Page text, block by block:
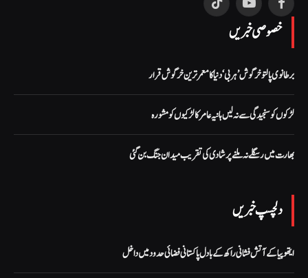
Facebook
YouTube
TikTok
خصوصی خبریں
برطانوی پالتو خرگوش ’ہربی‘ دنیا کا معمر ترین خرگوش قرار
لڑکوں کو سنجیدگی سے نہ لیں ہانیہ عامر کا لڑکیوں کو مشورہ
بھارت میں رسگلے نہ ملنے پر شادی کی تقریب میدان جنگ بن گئی
دلچسپ خبریں
ایتھوپیا کے آتش فشانی راکھ کے بادل پاکستانی فضائی حدود میں داخل